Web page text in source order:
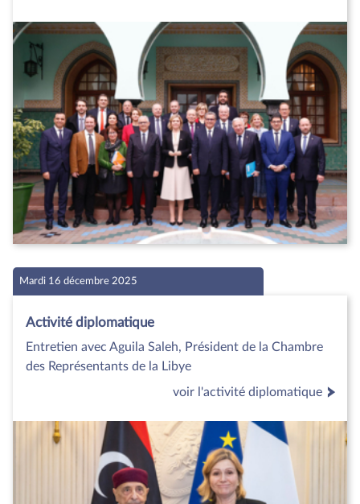
Mardi 16 décembre 2025
Activité diplomatique
Entretien avec Aguila Saleh, Président de la Chambre
des Représentants de la Libye
voir l'activité diplomatique